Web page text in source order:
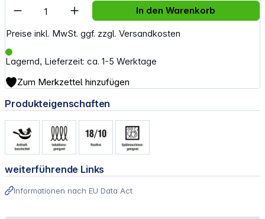
Preise inkl. MwSt. ggf. zzgl. Versandkosten
Lagernd, Lieferzeit: ca. 1-5 Werktage
Artikel Anzahl: Gib den gewünschten
In den Warenkorb
Zum Merkzettel hinzufügen
Produkteigenschaften
weiterführende Links
Informationen nach EU Data Act